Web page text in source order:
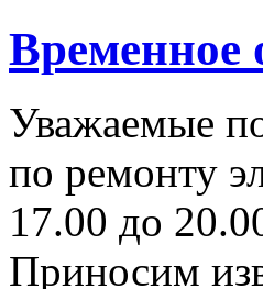
Временное
Уважаемые
по ремонту
17.00 до
Приносим